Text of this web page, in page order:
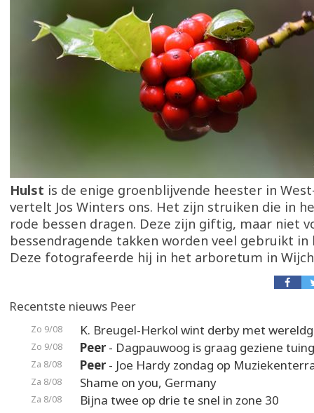
Hulst is de enige groenblijvende heester in
vertelt Jos Winters ons. Het zijn struiken die in
rode bessen dragen. Deze zijn giftig, maar niet
bessendragende takken worden veel gebruikt
Deze fotografeerde hij in het arboretum in
Recentste nieuws Peer
Zo 9/08 K. Breugel-Herkol wint derby met
Zo 9/08 Peer- Dagpauwoog is graag geziene
Za 8/08 Peer- Joe Hardy zondag op
Za 8/08 Shame on you, Germany
Za 8/08 Bijna twee op drie te snel in zone 30